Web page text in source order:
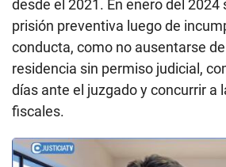
desde el 2021. En enero del 2024
prisión preventiva luego de
conducta, como no ausentarse
residencia sin permiso judicial,
días ante el juzgado y concurrir a
fiscales.